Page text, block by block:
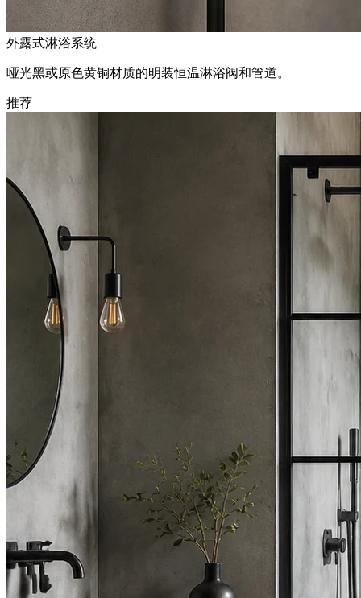
外露式淋浴系统
哑光黑或原色黄铜材质的明装恒温淋浴阀和管道。
推荐